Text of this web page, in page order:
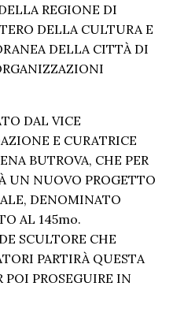
REGIONE DI
DELLA CULTURA E
DELLA CITTÀ DI
DAL VICE
E CURATRICE
BUTROVA, CHE PER
UN NUOVO PROGETTO
DENOMINATO
AL 145mo.
SCULTORE CHE
PARTIRÀ QUESTA
POI PROSEGUIRE IN